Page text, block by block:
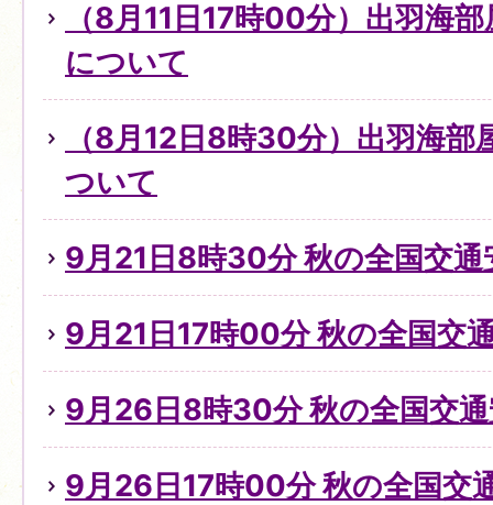
（8月11日17時00分）出羽海
について
（8月12日8時30分）出羽海部
ついて
9月21日8時30分 秋の全国交
9月21日17時00分 秋の全国交
9月26日8時30分 秋の全国交
9月26日17時00分 秋の全国交